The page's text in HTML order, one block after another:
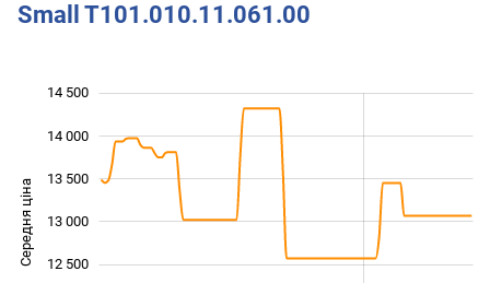
Small T101.010.11.061.00
Середня ціна 11 500
12 500
13 000
13 500
14 000
14 500